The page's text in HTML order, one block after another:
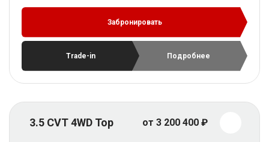
Забронировать
Trade-in Подробнее
3.5 CVT 4WD Top от 3 200 400 ₽